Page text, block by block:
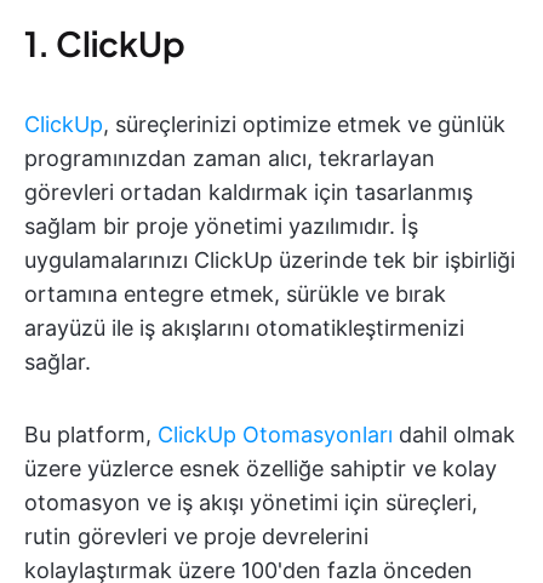
1. ClickUp
ClickUp, süreçlerinizi optimize etmek ve günlük
programınızdan zaman alıcı, tekrarlayan
görevleri ortadan kaldırmak için tasarlanmış
sağlam bir proje yönetimi yazılımıdır. İş
uygulamalarınızı ClickUp üzerinde tek bir işbirliği
ortamına entegre etmek, sürükle ve bırak
arayüzü ile iş akışlarını otomatikleştirmenizi
sağlar.
Bu platform, ClickUp Otomasyonları dahil olmak
üzere yüzlerce esnek özelliğe sahiptir ve kolay
otomasyon ve iş akışı yönetimi için süreçleri,
rutin görevleri ve proje devrelerini
kolaylaştırmak üzere 100'den fazla önceden